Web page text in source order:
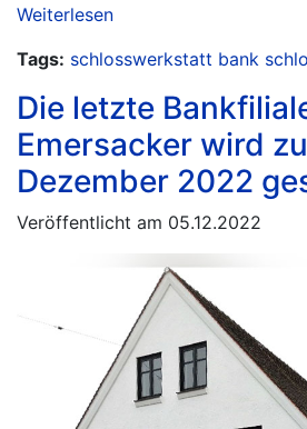
Weiterlesen
Tags: schlosswerkstatt bank
Die letzte
Emersacker wird
Dezember 2022
Veröffentlicht am 05.12.2022